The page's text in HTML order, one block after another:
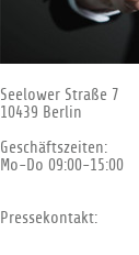
Seelower Straße 7
10439 Berlin
Geschäftszeiten:
Mo-Do 09:00-15:00
Pressekontakt: